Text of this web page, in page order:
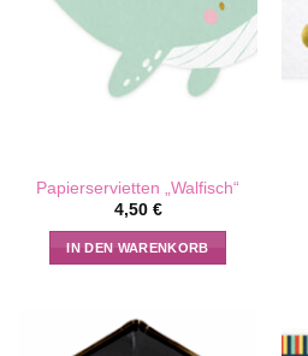
Papierservietten „Walfisch“
4,50 €
IN DEN WARENKORB